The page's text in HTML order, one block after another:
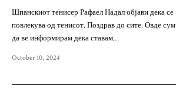
Шпанскиот тенисер Рафаел Надал објави дека се
повлекува од тенисот. Поздрав до сите. Овде сум
да ве информирам дека ставам…
October 10, 2024